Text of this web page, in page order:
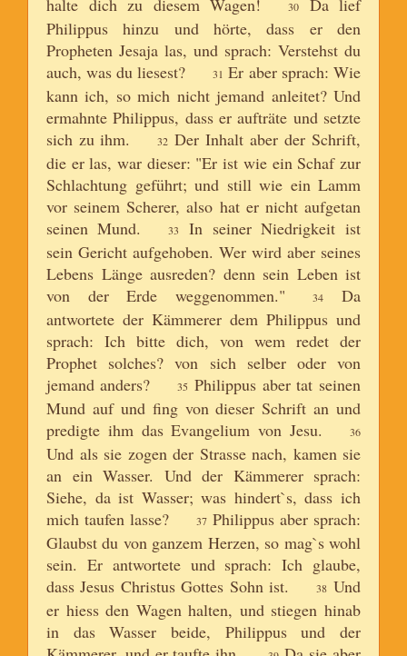
halte dich zu diesem Wagen!
30
Da lief
Philippus hinzu und hörte, dass er den
Propheten Jesaja las, und sprach: Verstehst du
auch, was du liesest?
31 Er aber sprach: Wie
kann ich, so mich nicht jemand anleitet? Und
ermahnte Philippus, dass er aufträte und setzte
sich zu ihm.
32 Der Inhalt aber der Schrift,
die er las, war dieser: "Er ist wie ein Schaf zur
Schlachtung geführt; und still wie ein Lamm
vor seinem Scherer, also hat er nicht aufgetan
seinen Mund.
33
In seiner Niedrigkeit ist
sein Gericht aufgehoben. Wer wird aber seines
Lebens Länge ausreden? denn sein Leben ist
von der Erde weggenommen."
34
Da
antwortete der Kämmerer dem Philippus und
sprach: Ich bitte dich, von wem redet der
Prophet solches? von sich selber oder von
jemand anders?
35 Philippus aber tat seinen
Mund auf und fing von dieser Schrift an und
predigte ihm das Evangelium von Jesu.
36
Und als sie zogen der Strasse nach, kamen sie
an ein Wasser. Und der Kämmerer sprach:
Siehe, da ist Wasser; was hindert`s, dass ich
mich taufen lasse?
37 Philippus aber sprach:
Glaubst du von ganzem Herzen, so mag`s wohl
sein. Er antwortete und sprach: Ich glaube,
dass Jesus Christus Gottes Sohn ist.
38 Und
er hiess den Wagen halten, und stiegen hinab
in das Wasser beide, Philippus und der